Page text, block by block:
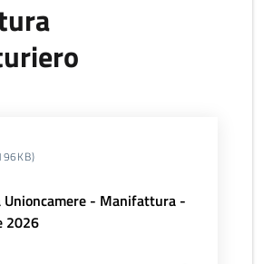
Unioncamere - Manifattura -
2026